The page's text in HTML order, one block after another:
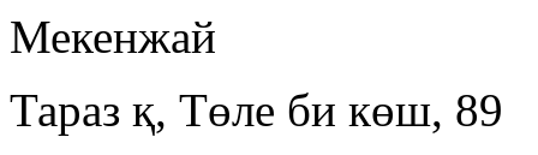
Мекенжай
Тараз қ, Төле би көш, 89